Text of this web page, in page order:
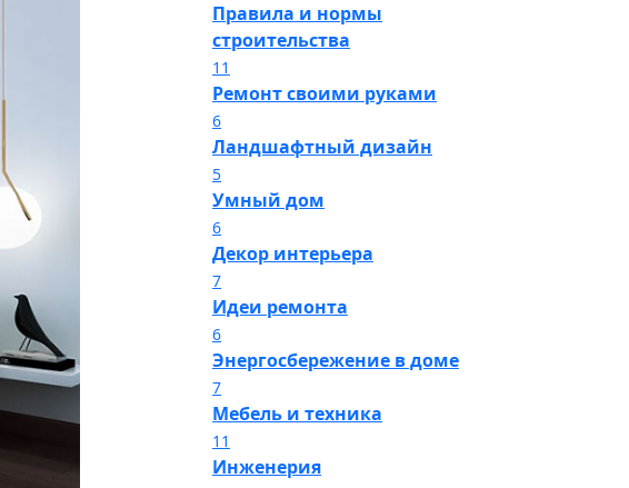
Правила и нормы
строительства
11
Ремонт своими руками
6
Ландшафтный дизайн
5
Умный дом
6
Декор интерьера
7
Идеи ремонта
6
Энергосбережение в доме
7
Мебель и техника
11
Инженерия